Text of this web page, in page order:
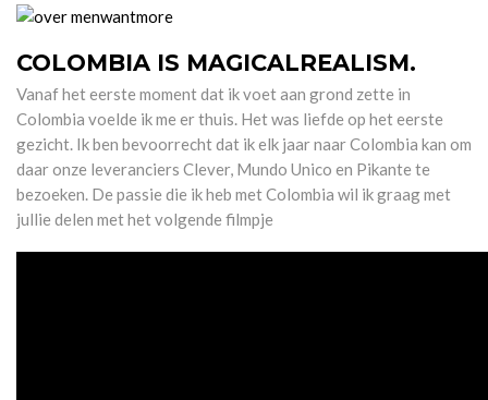
COLOMBIA IS MAGICALREALISM.
Vanaf het eerste moment dat ik voet aan grond zette in
Colombia voelde ik me er thuis. Het was liefde op het eerste
gezicht. Ik ben bevoorrecht dat ik elk jaar naar Colombia kan om
daar onze leveranciers Clever, Mundo Unico en Pikante te
bezoeken. De passie die ik heb met Colombia wil ik graag met
jullie delen met het volgende filmpje